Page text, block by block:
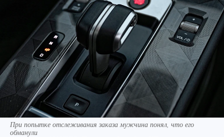
При попытке отслеживания заказа мужчина понял, что его
обманули